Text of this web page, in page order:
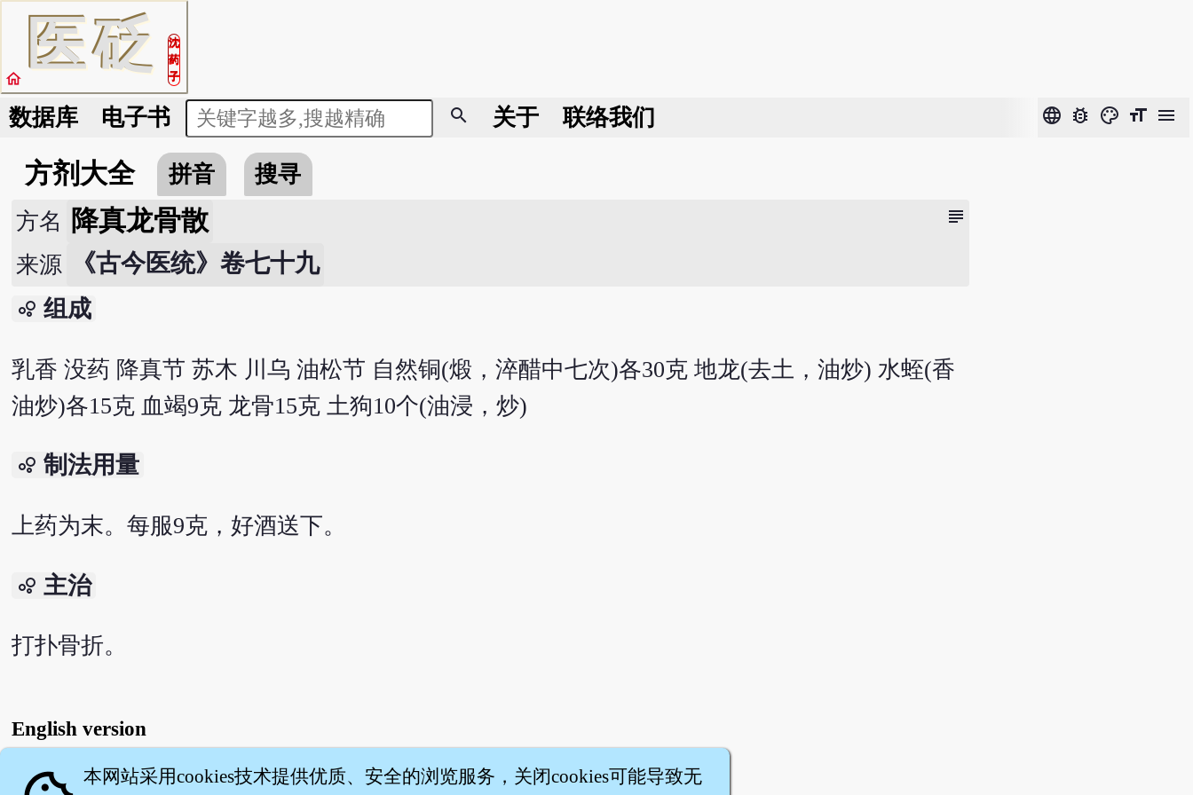
医砭
沈
药
子
home
数据库 电子书 search 关于 联络我们 language bug_report color_lens format_size menu
方剂大全 拼音 搜寻
subject
方名 降真龙骨散
来源 《古今医统》卷七十九
bubble_chart 组成
乳香 没药 降真节 苏木 川乌 油松节 自然铜(煅，淬醋中七次)各30克 地龙(去土，油炒) 水蛭(香
油炒)各15克 血竭9克 龙骨15克 土狗10个(油浸，炒)
bubble_chart 制法用量
上药为末。每服9克，好酒送下。
bubble_chart 主治
打扑骨折。
English version
本网站采用cookies技术提供优质、安全的浏览服务，关闭cookies可能导致无